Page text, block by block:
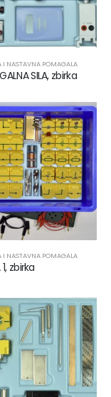
I NASTAVNA POMAGALA
SILA, zbirka
I NASTAVNA POMAGALA
1, zbirka